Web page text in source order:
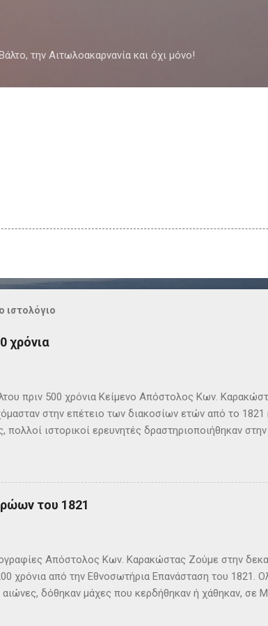
την Αιτωλοακαρνανία και όχι μόνο!
ιστολόγιο
χρόνια
πριν 500 χρόνια Κείμενο Απόστολος Κων.
στην επέτειο των διακοσίων ετών από το 1821
πολλοί ιστορικοί ερευνητές δραστηριοποιήθηκαν
τόμων. Οι φιλόδοξοι συγγραφείς τους
παλιές εκδόσεις ελληνικές και ξένες και
στην επιφάνεια περισσότερα στοιχεία για τα
του 1820. Η έρευνα τόσο πολλών προσθέτει
χρόνια την Ηρωική Έξοδο του Μεσολογγίου. Οι
του 1821
Απόστολος Κων. Καρακώστας Ζούμε στην
χρόνια από την Εθνοσωτήρια Επανάσταση του 1821.
αιώνες, δόθηκαν μάχες που κερδήθηκαν ή χάθηκαν, σε